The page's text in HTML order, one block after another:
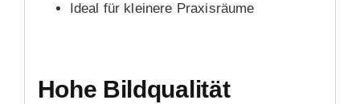
Ideal für kleinere Praxisräume
Hohe Bildqualität